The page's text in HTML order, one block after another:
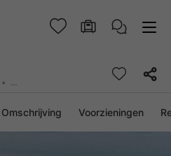
2 personen, 0 huisdier
Omschrijving Voorzieningen